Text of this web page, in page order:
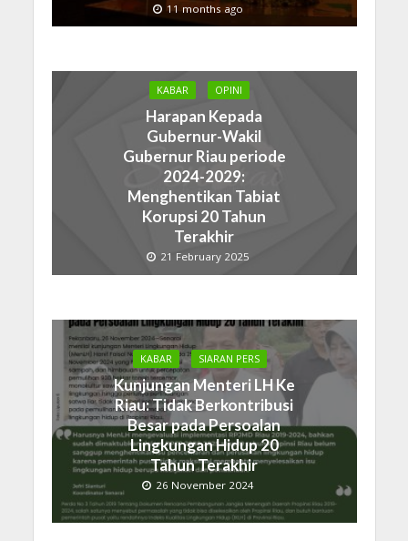
11 months ago
KABAR OPINI
Harapan Kepada
Gubernur-Wakil
Gubernur Riau periode
2024-2029:
Menghentikan Tabiat
Korupsi 20 Tahun
Terakhir
21 February 2025
KABAR SIARAN PERS
Kunjungan Menteri LH Ke
Riau: Tidak Berkontribusi
Besar pada Persoalan
Lingkungan Hidup 20
Tahun Terakhir
26 November 2024